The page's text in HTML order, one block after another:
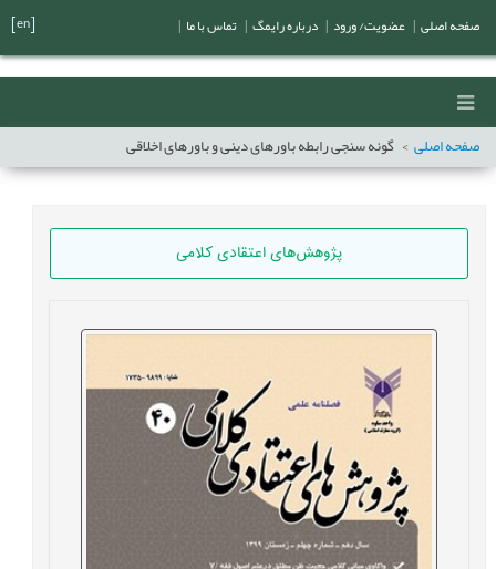
صفحه اصلی گونه سنجی رابطه باورهای دینی و باورهای اخلاقی
پژوهش‌های اعتقادی کلامی
صفحه اصلی عضویت/ ورود درباره رایمگ تماس با ما